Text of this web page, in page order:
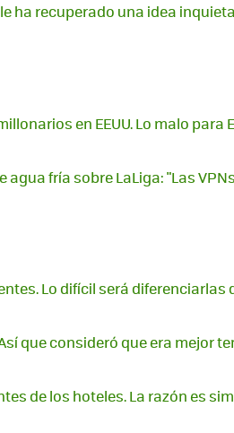
ha recuperado una idea
en EEUU. Lo malo para
fría sobre LaLiga: "Las
Lo difícil será diferenciarlas
que consideró que era mejor
de los hoteles. La razón es